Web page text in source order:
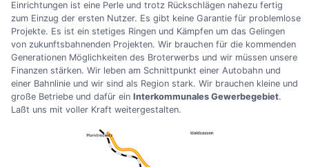
Einrichtungen ist eine Perle und trotz Rückschlägen nahezu fertig
zum Einzug der ersten Nutzer. Es gibt keine Garantie für problemlose
Projekte. Es ist ein stetiges Ringen und Kämpfen um das Gelingen
von zukunftsbahnenden Projekten. Wir brauchen für die kommenden
Generationen Möglichkeiten des Broterwerbs und wir müssen unsere
Finanzen stärken. Wir leben am Schnittpunkt einer Autobahn und
einer Bahnlinie und wir sind als Region stark. Wir brauchen kleine und
große Betriebe und dafür ein Interkommunales Gewerbegebiet.
Laßt uns mit voller Kraft weitergestalten.